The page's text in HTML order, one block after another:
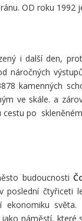
OD roku 1992
i další den,
náročných
kamenných
ve skále. a
po
budoucnosti
poslední čtyřiceti
náměstí, které